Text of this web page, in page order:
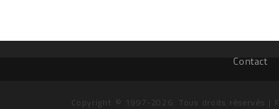
Contact
Copyright © 1997-2026. Tous droits réservés |